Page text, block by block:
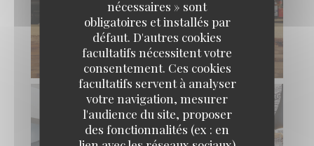
nécessaires » sont
obligatoires et installés par
défaut. D'autres cookies
facultatifs nécessitent votre
consentement. Ces cookies
facultatifs servent à analyser
votre navigation, mesurer
l'audience du site, proposer
des fonctionnalités (ex : en